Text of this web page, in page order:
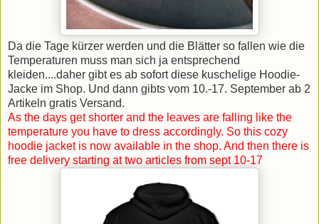
Da die Tage kürzer werden und die Blätter so fallen wie die
Temperaturen muss man sich ja entsprechend
kleiden....daher gibt es ab sofort diese kuschelige Hoodie-
Jacke im Shop. Und dann gibts vom 10.-17. September ab 2
Artikeln gratis Versand.
As the days get shorter and the leaves are falling like the
temperature you have to dress accordingly. So this cozy
hoodie jacket is now available in the shop. And then there is
free delivery starting at two articles from sept 10-17